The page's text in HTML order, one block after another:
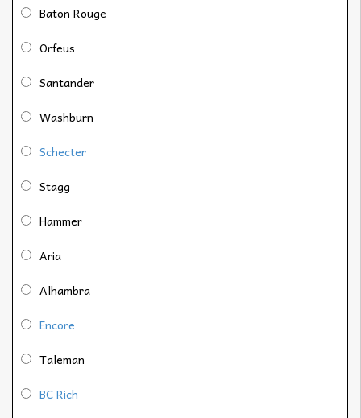
Baton Rouge
Orfeus
Santander
Washburn
Schecter
Stagg
Hammer
Aria
Alhambra
Encore
Taleman
BC Rich